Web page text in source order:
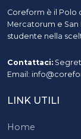
Coreform è il Polo
Mercatorum e
studente nella
Contattaci:
Email:
LINK UTILI
Home